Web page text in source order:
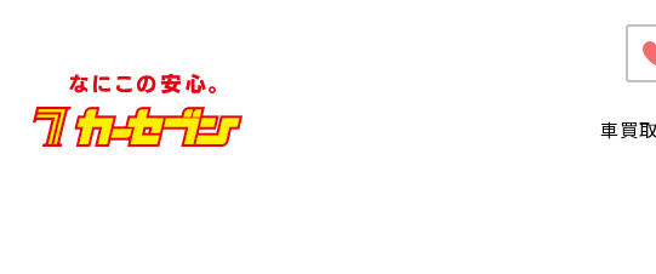
車買取